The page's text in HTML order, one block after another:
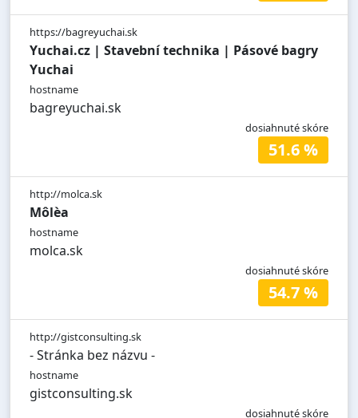
https://bagreyuchai.sk
Yuchai.cz | Stavební technika | Pásové bagry
Yuchai
hostname
bagreyuchai.sk
dosiahnuté skóre
51.6 %
http://molca.sk
Môlèa
hostname
molca.sk
dosiahnuté skóre
54.7 %
http://gistconsulting.sk
- Stránka bez názvu -
hostname
gistconsulting.sk
dosiahnuté skóre